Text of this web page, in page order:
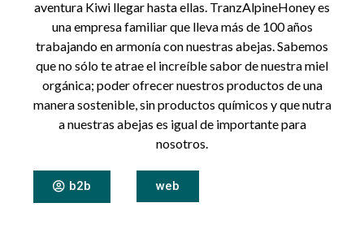
aventura Kiwi llegar hasta ellas. TranzAlpineHoney es
una empresa familiar que lleva más de 100 años
trabajando en armonía con nuestras abejas. Sabemos
que no sólo te atrae el increíble sabor de nuestra miel
orgánica; poder ofrecer nuestros productos de una
manera sostenible, sin productos químicos y que nutra
a nuestras abejas es igual de importante para
nosotros.
b2b web